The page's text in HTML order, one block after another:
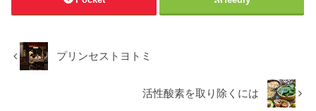
プリンセストヨトミ
活性酸素を取り除くには